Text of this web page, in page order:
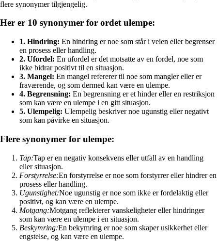
flere synonymer tilgjengelig.
Her er 10 synonymer for ordet ulempe:
1. Hindring: En hindring er noe som står i veien eller begrenser
en prosess eller handling.
2. Ufordel: En ufordel er det motsatte av en fordel, noe som
ikke bidrar positivt til en situasjon.
3. Mangel: En mangel refererer til noe som mangler eller er
fraværende, og som dermed kan være en ulempe.
4. Begrensning: En begrensning er et hinder eller en restriksjon
som kan være en ulempe i en gitt situasjon.
5. Ulempelig: Ulempelig beskriver noe ugunstig eller negativt
som kan påvirke en situasjon.
Flere synonymer for ulempe:
Tap:Tap er en negativ konsekvens eller utfall av en handling
eller situasjon.
Forstyrrelse:En forstyrrelse er noe som forstyrrer eller hindrer en
prosess eller handling.
Ugunstighet:Noe ugunstig er noe som ikke er fordelaktig eller
positivt, og kan være en ulempe.
Motgang:Motgang reflekterer vanskeligheter eller hindringer
som kan være en ulempe i en situasjon.
Beskymring:En bekymring er noe som skaper usikkerhet eller
engstelse, og kan være en ulempe.